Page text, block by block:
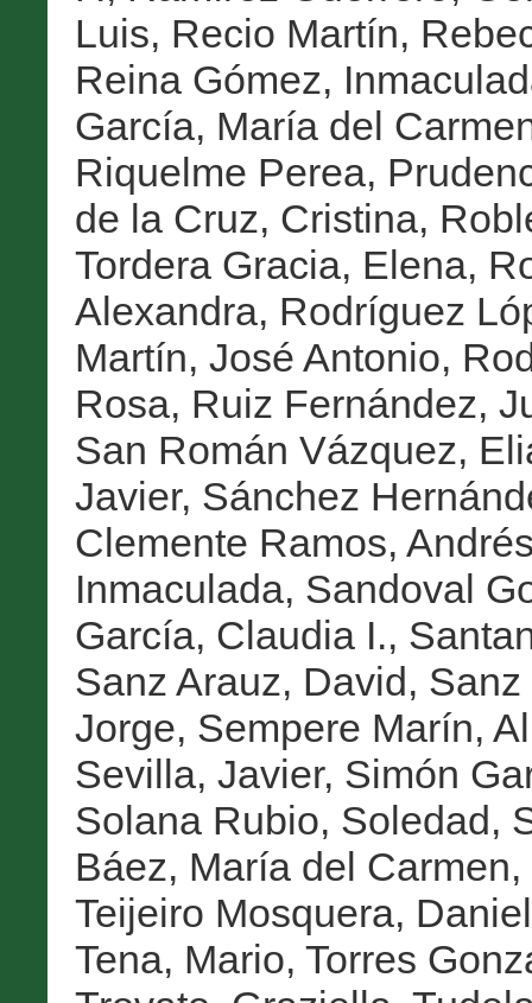
Luis, Recio Martín,
Reina Gómez,
García, María del
Riquelme Perea,
de la Cruz, Cristina,
Tordera Gracia, Elena,
Alexandra, Rodríguez
Martín, José Antonio,
Rosa, Ruiz Fernández,
San Román Vázquez,
Javier, Sánchez
Clemente Ramos,
Inmaculada, Sandoval
García, Claudia I.,
Sanz Arauz, David, Sanz
Jorge, Sempere Marín,
Sevilla, Javier, Simón
Solana Rubio, Soledad,
Báez, María del Carmen,
Teijeiro Mosquera,
Tena, Mario, Torres